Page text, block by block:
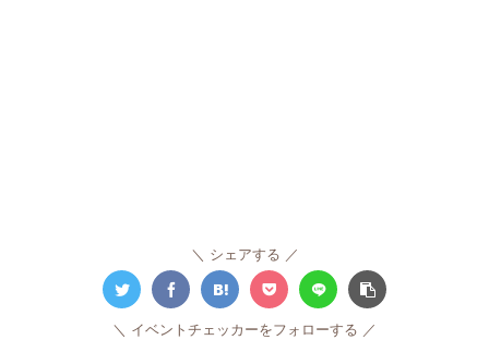
シェアする
イベントチェッカーをフォローする